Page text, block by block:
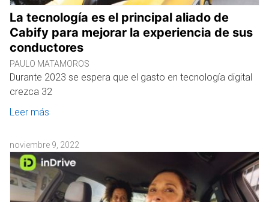
La tecnología es el principal aliado de
Cabify para mejorar la experiencia de sus
conductores
PAULO MATAMOROS
Durante 2023 se espera que el gasto en tecnología digital
crezca 32
Leer más
noviembre 9, 2022